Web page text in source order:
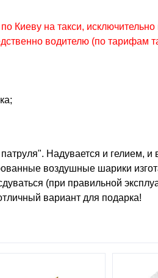
Киеву на такси,
водителю (по тарифам
Надувается и гелием, и
воздушные шарики
(при правильной
вариант для подарка!